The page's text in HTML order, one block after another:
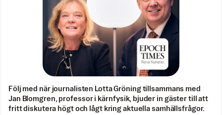
Följ med när journalisten Lotta Gröning tillsammans med
Jan Blomgren, professor i kärnfysik, bjuder in gäster till att
fritt diskutera högt och lågt kring aktuella samhällsfrågor.